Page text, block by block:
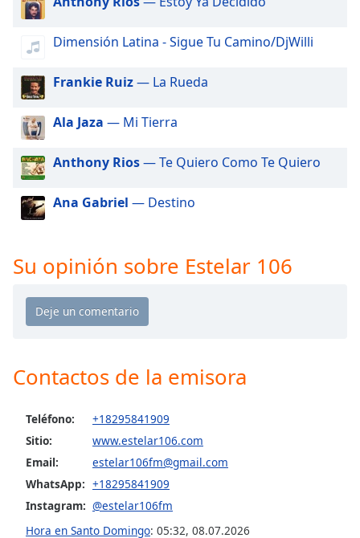
in-
Fullscreen
modal
window.
Beginning
dialog
window.
will
cancel
Text
Opacity
Background
Color
Dimensión Latina - Sigue Tu Camino/DjWilli
Frankie Ruiz— La Rueda
Ala Jaza — Mi Tierra
Anthony Rios— Te Quiero Como Te Quiero
Ana Gabriel — Destino
Su opinión sobre Estelar 106
Contactos de la emisora
Teléfono:
+18295841909
Sitio:
www.estelar106.com
Email:
estelar106fm@gmail.com
WhatsApp: +18295841909
Instagram: @estelar106fm
Hora en Santo Domingo: 05:32, 08.07.2026